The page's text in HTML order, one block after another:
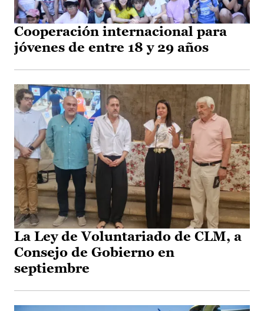
Cooperación internacional para
jóvenes de entre 18 y 29 años
La Ley de Voluntariado de CLM, a
Consejo de Gobierno en
septiembre